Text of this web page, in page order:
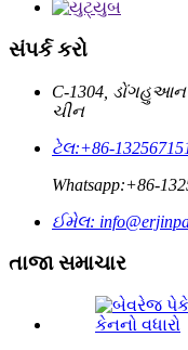
સંપર્ક કરો
C-1304,
ચીન
ટેલ:+86-
Whatsapp:+86-
ઈમેલ:
તાજા સમાચાર